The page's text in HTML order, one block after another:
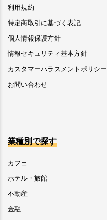
利用規約
特定商取引に基づく表記
個人情報保護方針
情報セキュリティ基本方針
カスタマーハラスメントポリシー
お問い合わせ
業種別で探す
カフェ
ホテル・旅館
不動産
金融